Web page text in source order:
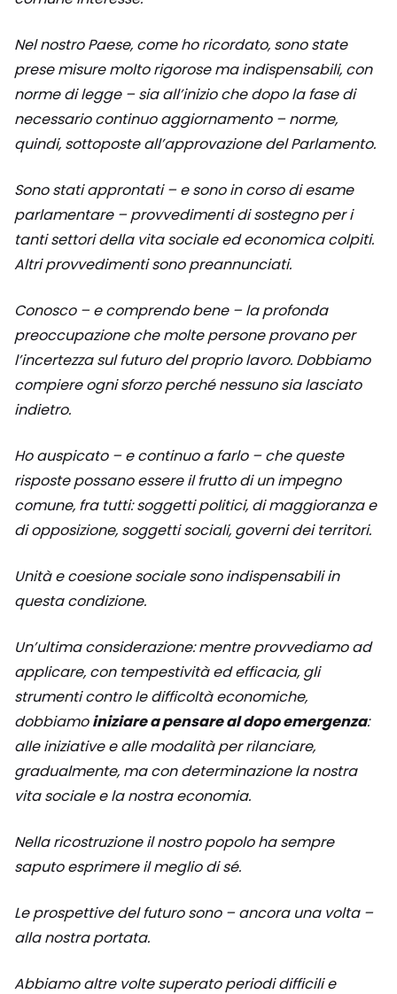
Nel nostro Paese, come ho ricordato, sono state
prese misure molto rigorose ma indispensabili, con
norme di legge – sia all’inizio che dopo la fase di
necessario continuo aggiornamento – norme,
quindi, sottoposte all’approvazione del Parlamento.
Sono stati approntati – e sono in corso di esame
parlamentare – provvedimenti di sostegno per i
tanti settori della vita sociale ed economica colpiti.
Altri provvedimenti sono preannunciati.
Conosco – e comprendo bene – la profonda
preoccupazione che molte persone provano per
l’incertezza sul futuro del proprio lavoro. Dobbiamo
compiere ogni sforzo perché nessuno sia lasciato
indietro.
Ho auspicato – e continuo a farlo – che queste
risposte possano essere il frutto di un impegno
comune, fra tutti: soggetti politici, di maggioranza e
di opposizione, soggetti sociali, governi dei territori.
Unità e coesione sociale sono indispensabili in
questa condizione.
Un’ultima considerazione: mentre provvediamo ad
applicare, con tempestività ed efficacia, gli
strumenti contro le difficoltà economiche,
dobbiamoiniziare a pensare al dopo emergenza:
alle iniziative e alle modalità per rilanciare,
gradualmente, ma con determinazione la nostra
vita sociale e la nostra economia.
Nella ricostruzione il nostro popolo ha sempre
saputo esprimere il meglio di sé.
Le prospettive del futuro sono – ancora una volta –
alla nostra portata.
Abbiamo altre volte superato periodi difficili e